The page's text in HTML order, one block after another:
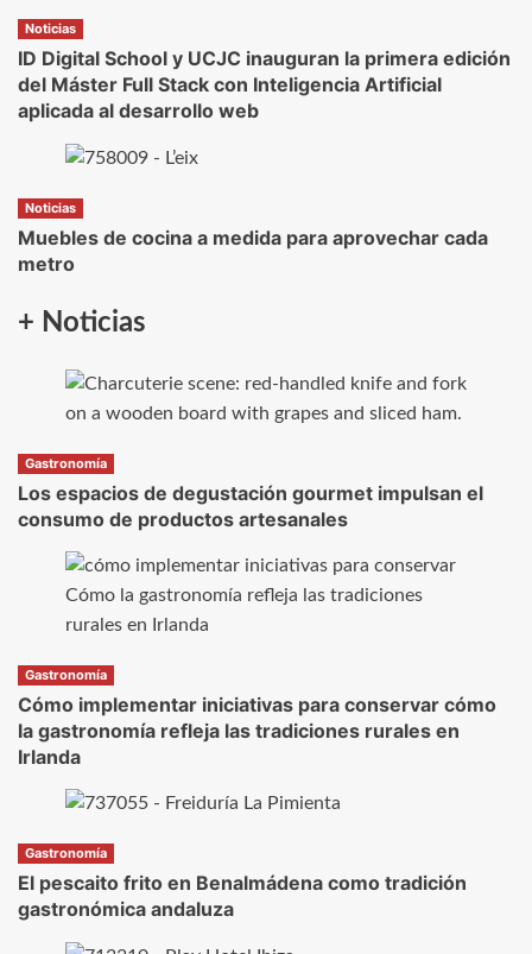
Noticias
ID Digital School y UCJC inauguran la primera edición
del Máster Full Stack con Inteligencia Artificial
aplicada al desarrollo web
Noticias
Muebles de cocina a medida para aprovechar cada
metro
+ Noticias
Gastronomía
Los espacios de degustación gourmet impulsan el
consumo de productos artesanales
Gastronomía
Cómo implementar iniciativas para conservar cómo
la gastronomía refleja las tradiciones rurales en
Irlanda
Gastronomía
El pescaito frito en Benalmádena como tradición
gastronómica andaluza